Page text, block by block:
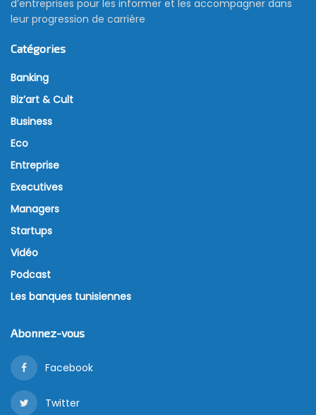
d’entreprises pour les informer et les accompagner dans
leur progression de carrière
Catégories
Banking
Biz’art & Cult
Business
Eco
Entreprise
Executives
Managers
Startups
Vidéo
Podcast
Les banques tunisiennes
Abonnez-vous
Facebook
Twitter